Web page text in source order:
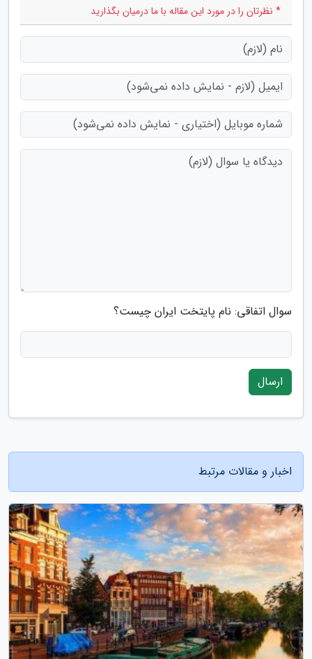
* نظرتان را در مورد این مقاله با ما درمیان بگذارید
سوال اتفاقی: نام پایتخت ایران چیست؟
ارسال
اخبار و مقالات مرتبط